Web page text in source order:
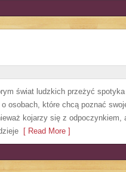
świat ludzkich przeżyć
osobach, które chcą poznać
kojarzy się z odpoczynkiem,
[ Read More ]